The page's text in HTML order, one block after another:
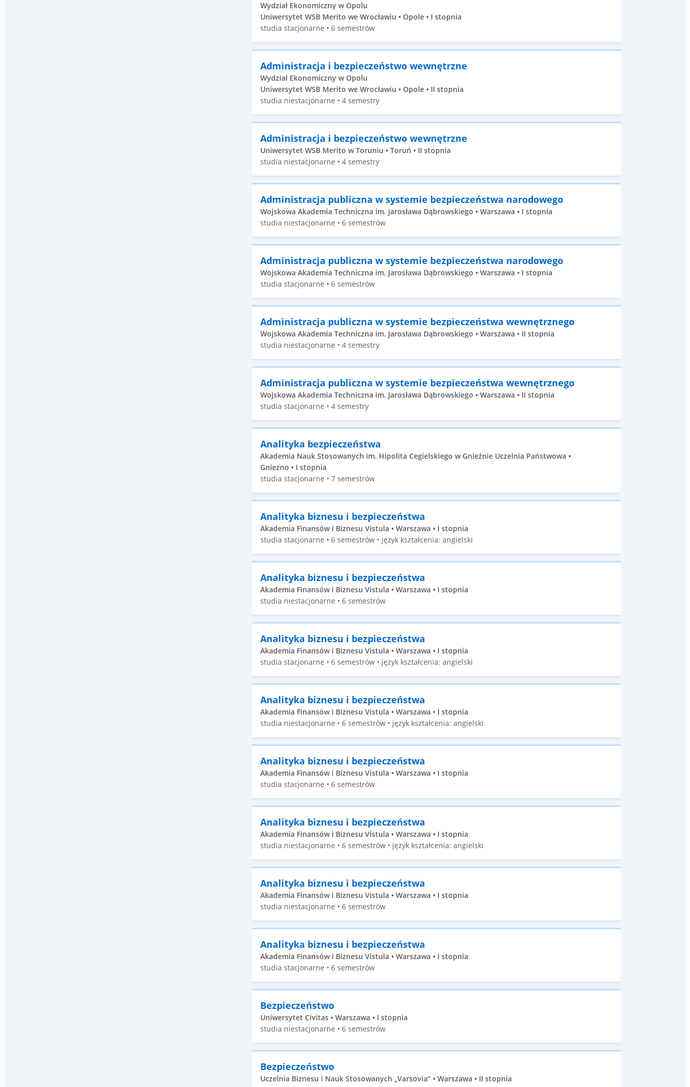
Wydział Ekonomiczny w Opolu
Uniwersytet WSB Merito we Wrocławiu • Opole • I stopnia
studia stacjonarne • 6 semestrów
Administracja i bezpieczeństwo wewnętrzne
Wydział Ekonomiczny w Opolu
Uniwersytet WSB Merito we Wrocławiu • Opole • II stopnia
studia niestacjonarne • 4 semestry
Administracja i bezpieczeństwo wewnętrzne
Uniwersytet WSB Merito w Toruniu • Toruń • II stopnia
studia niestacjonarne • 4 semestry
Administracja publiczna w systemie bezpieczeństwa narodowego
Wojskowa Akademia Techniczna im. Jarosława Dąbrowskiego • Warszawa • I stopnia
studia niestacjonarne • 6 semestrów
Administracja publiczna w systemie bezpieczeństwa narodowego
Wojskowa Akademia Techniczna im. Jarosława Dąbrowskiego • Warszawa • I stopnia
studia stacjonarne • 6 semestrów
Administracja publiczna w systemie bezpieczeństwa wewnętrznego
Wojskowa Akademia Techniczna im. Jarosława Dąbrowskiego • Warszawa • II stopnia
studia niestacjonarne • 4 semestry
Administracja publiczna w systemie bezpieczeństwa wewnętrznego
Wojskowa Akademia Techniczna im. Jarosława Dąbrowskiego • Warszawa • II stopnia
studia stacjonarne • 4 semestry
Analityka bezpieczeństwa
Akademia Nauk Stosowanych im. Hipolita Cegielskiego w Gnieźnie Uczelnia Państwowa •
Gniezno • I stopnia
studia stacjonarne • 7 semestrów
Analityka biznesu i bezpieczeństwa
Akademia Finansów i Biznesu Vistula • Warszawa • I stopnia
studia stacjonarne • 6 semestrów • język kształcenia: angielski
Analityka biznesu i bezpieczeństwa
Akademia Finansów i Biznesu Vistula • Warszawa • I stopnia
studia niestacjonarne • 6 semestrów
Analityka biznesu i bezpieczeństwa
Akademia Finansów i Biznesu Vistula • Warszawa • I stopnia
studia stacjonarne • 6 semestrów • język kształcenia: angielski
Analityka biznesu i bezpieczeństwa
Akademia Finansów i Biznesu Vistula • Warszawa • I stopnia
studia niestacjonarne • 6 semestrów • język kształcenia: angielski
Analityka biznesu i bezpieczeństwa
Akademia Finansów i Biznesu Vistula • Warszawa • I stopnia
studia stacjonarne • 6 semestrów
Analityka biznesu i bezpieczeństwa
Akademia Finansów i Biznesu Vistula • Warszawa • I stopnia
studia niestacjonarne • 6 semestrów • język kształcenia: angielski
Analityka biznesu i bezpieczeństwa
Akademia Finansów i Biznesu Vistula • Warszawa • I stopnia
studia niestacjonarne • 6 semestrów
Analityka biznesu i bezpieczeństwa
Akademia Finansów i Biznesu Vistula • Warszawa • I stopnia
studia stacjonarne • 6 semestrów
Bezpieczeństwo
Uniwersytet Civitas • Warszawa • I stopnia
studia niestacjonarne • 6 semestrów
Bezpieczeństwo
Uczelnia Biznesu i Nauk Stosowanych „Varsovia” • Warszawa • II stopnia